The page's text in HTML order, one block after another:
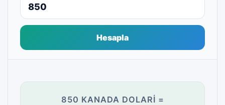
Hesapla
850 KANADA DOLARI =